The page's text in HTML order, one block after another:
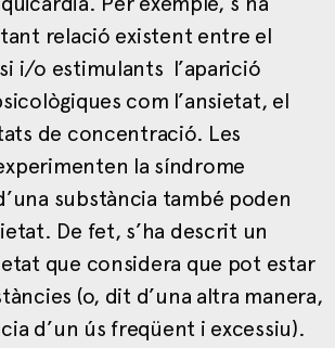
relació existent entre el
i/o estimulants l’aparició
com l’ansietat, el
de concentració. Les
la síndrome
substància també poden
De fet, s’ha descrit un
que considera que pot estar
(o, dit d’una altra manera,
d’un ús freqüent i excessiu).